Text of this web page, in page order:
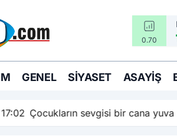
0.70
GENEL SIYASET ASAYIŞ
17:02 Çocukların sevgisi bir cana